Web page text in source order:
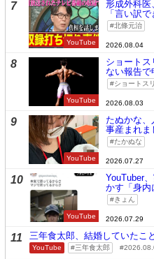
7
YouTube
形成外科医
「言い訳
北條元治
2026.08.04
8
YouTube
ショート
ない報告で
ショートス
2026.08.03
9
YouTube
たぬかな
事産まれま
たかぬな
2026.07.27
10
YouTube
YouTuber
かす「身内
きょん
2026.07.29
11 三年食太郎、結婚していたこ
YouTube 三年食太郎